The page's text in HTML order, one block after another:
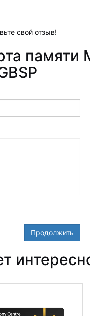
свой отзыв!
памяти
Продолжить